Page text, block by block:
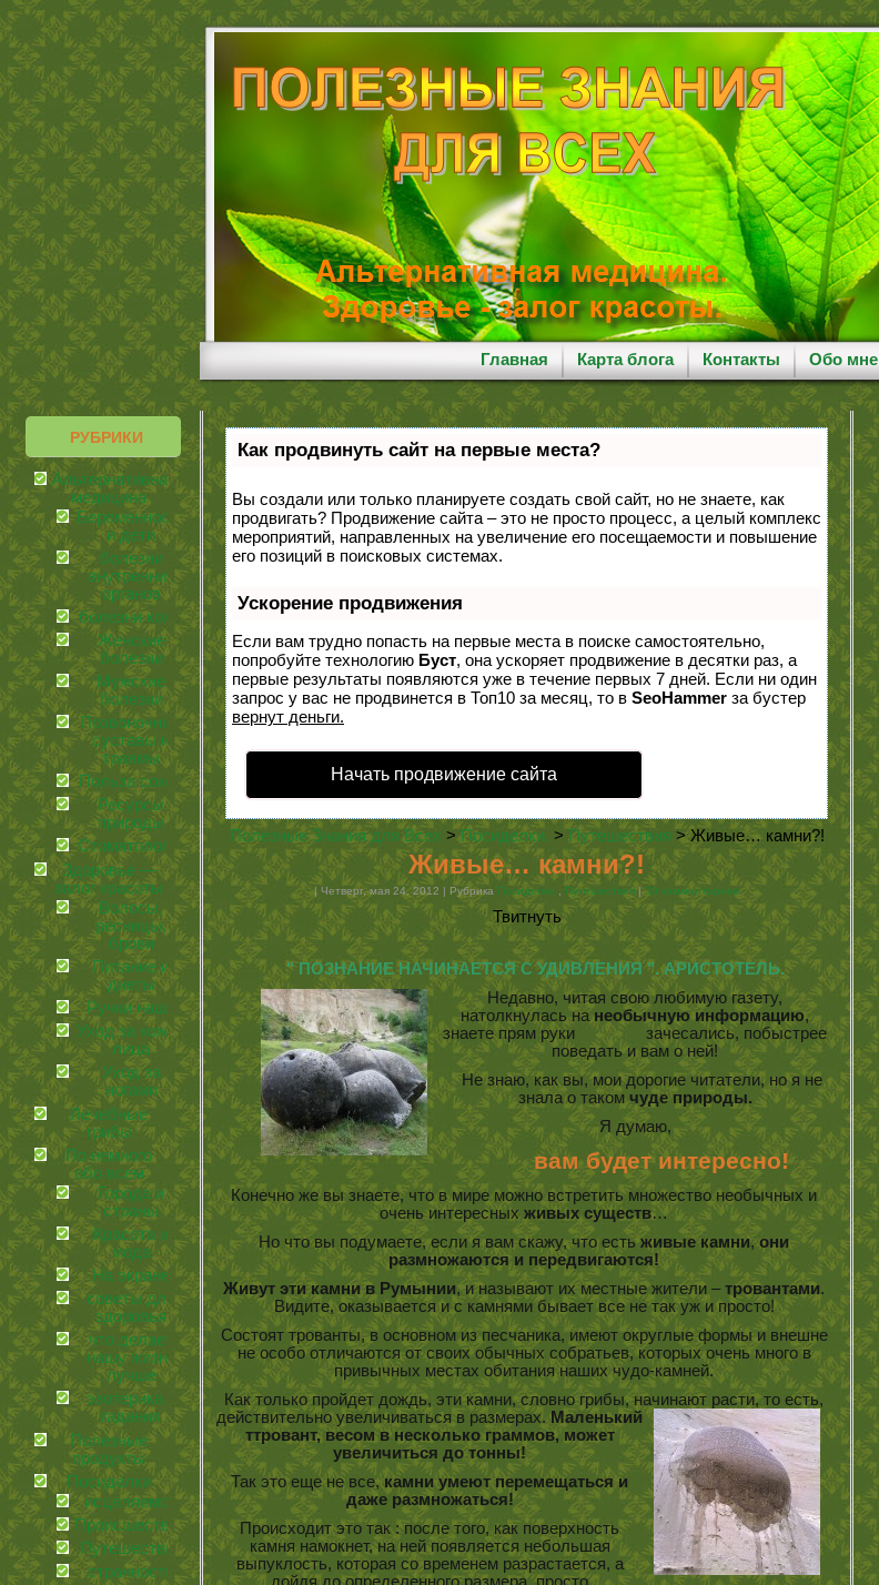
Главная Карта блога Контакты Обо мне
РУБРИКИ
Альтернативная
медицина
Беременность
и дети
болезни
внутренних
органов
болезни кожи
Женские
болезни
Мужские
болезни
Позвоночник,
суставы и
травмы
Польза соков
Ресурсы
природы
Стоматология
Здоровье —
залог красоты
Волосы,
ресницы,
брови
Питание и
диеты
Ручки наши
Уход за кожей
лица
Уход за
ногами
Лечебные
грибы
По немного
обо всем
Города и
страны
Красота и
мода
На экране
советы для
здоровья
что делает
нашу жизнь
лучше
эзотерика и
гадания
Полезные
продукты
Посиделки
иcцеляемся
Происшествия
Путешествия
странности
Как продвинуть сайт на первые места?
Вы создали или только планируете создать свой сайт, но не знаете, как
продвигать? Продвижение сайта – это не просто процесс, а целый комплекс
мероприятий, направленных на увеличение его посещаемости и повышение
его позиций в поисковых системах.
Ускорение продвижения
Если вам трудно попасть на первые места в поиске самостоятельно,
попробуйте технологию Буст, она ускоряет продвижение в десятки раз, а
первые результаты появляются уже в течение первых 7 дней. Если ни один
запрос у вас не продвинется в Топ10 за месяц, то в SeoHammer за бустер
вернут деньги.
Начать продвижение сайта
Полезные Знания для Всех >Посиделки. > Путешествия > Живые… камни?!
Живые… камни?!
| Четверг, мая 24, 2012 | Рубрика Посиделки. Путешествия |30 комментариев
Твитнуть
" ПОЗНАНИЕ НАЧИНАЕТСЯ С УДИВЛЕНИЯ ". АРИСТОТЕЛЬ.
Недавно, читая свою любимую газету,
натолкнулась нанеобычную информацию,
знаете прям руки зачесались, побыстрее
поведать и вам о ней!
Не знаю, как вы, мои дорогие читатели, но я не
знала о такомчуде природы.
Я думаю,
вам будет интересно!
Конечно же вы знаете, что в мире можно встретить множество необычных и
очень интересных живых существ…
Но что вы подумаете, если я вам скажу, что естьживые камни,они
размножаются и передвигаются!
Живут эти камни в Румынии, и называют их местные жители –тровантами.
Видите, оказывается и с камнями бывает все не так уж и просто!
Состоят трованты, в основном из песчаника, имеют округлые формы и внешне
не особо отличаются от своих обычных собратьев, которых очень много в
привычных местах обитания наших чудо-камней.
Как только пройдет дождь, эти камни, словно грибы, начинают расти, то есть,
действительно увеличиваться в размерах. Маленький
ттровант, весом в несколько граммов, может
увеличиться до тонны!
Так это еще не все, камни умеют перемещаться и
даже размножаться!
Происходит это так : после того, как поверхность
камня намокнет, на ней появляется небольшая
выпуклость, которая со временем разрастается, а